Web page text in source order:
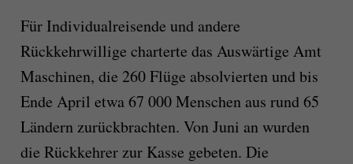
Für Individualreisende und andere
Rückkehrwillige charterte das Auswärtige Amt
Maschinen, die 260 Flüge absolvierten und bis
Ende April etwa 67 000 Menschen aus rund 65
Ländern zurückbrachten. Von Juni an wurden
die Rückkehrer zur Kasse gebeten. Die